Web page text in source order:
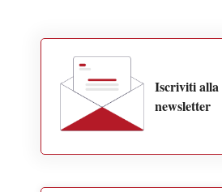
Iscriviti alla
newsletter